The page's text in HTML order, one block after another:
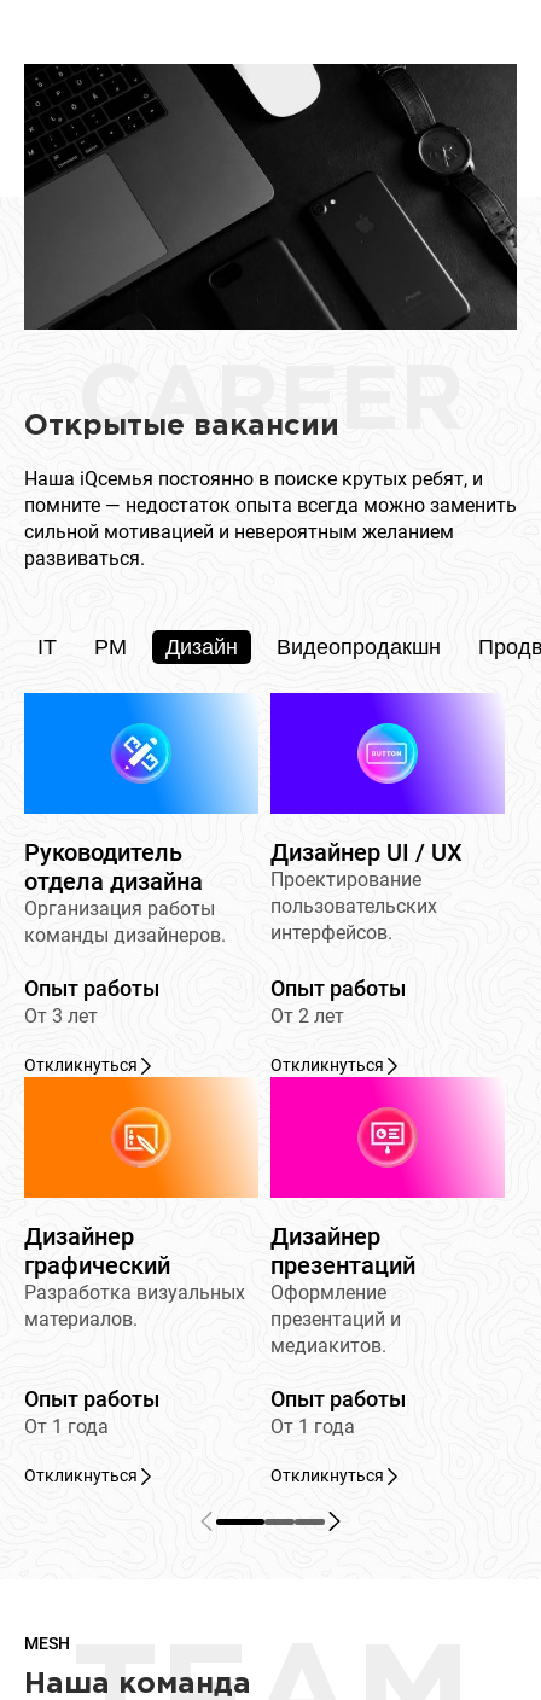
CAREER
Открытые вакансии
Наша iQсемья постоянно в поиске крутых ребят, и
помните — недостаток опыта всегда можно заменить
сильной мотивацией и невероятным желанием
развиваться.
IT PM Дизайн Видеопродакшн
Руководитель
отдела дизайна
Организация работы
команды дизайнеров.
Опыт работы
От 3 лет
Откликнуться
Дизайнер UI / UX
Проектирование
пользовательских
интерфейсов.
Опыт работы
От 2 лет
Откликнуться
Дизайнер
графический
Разработка визуальных
материалов.
Опыт работы
От 1 года
Откликнуться
Дизайнер
презентаций
Оформление
презентаций и
медиакитов.
Опыт работы
От 1 года
Откликнуться
MESH
Наша команда